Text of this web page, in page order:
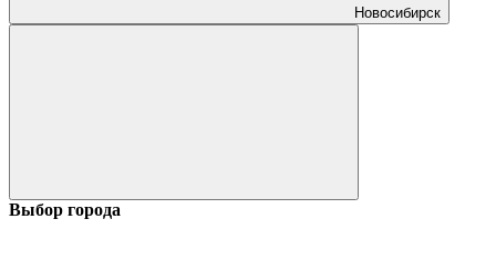
Новосибирск
Выбор города